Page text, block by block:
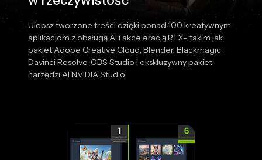
Ulepsz tworzone treści dzięki ponad 100 kreatywnym
aplikacjom z obsługą AI i akceleracją RTX– takim jak
pakiet Adobe Creative Cloud, Blender, Blackmagic
Davinci Resolve, OBS Studio i ekskluzywny pakiet
narzędzi AI NVIDIA Studio.